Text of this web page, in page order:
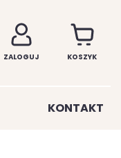
ZALOGUJ KOSZYK
KONTAKT